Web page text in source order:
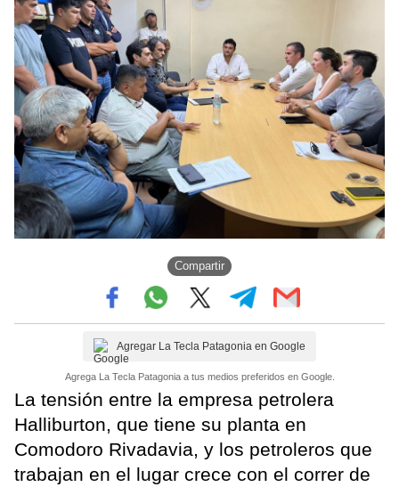
Compartir
Agregar La Tecla Patagonia en Google
Agrega La Tecla Patagonia a tus medios preferidos en Google.
La tensión entre la empresa petrolera
Halliburton, que tiene su planta en
Comodoro Rivadavia, y los petroleros que
trabajan en el lugar crece con el correr de